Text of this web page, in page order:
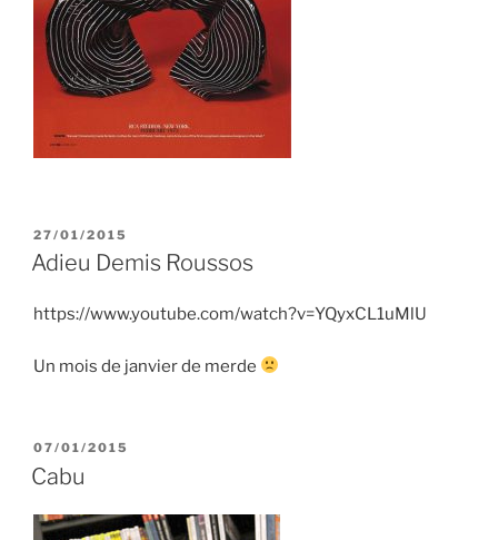
PUBLIÉ
LE
27/01/2015
Adieu Demis Roussos
https://www.youtube.com/watch?v=YQyxCL1uMlU
Un mois de janvier de merde
PUBLIÉ
LE
07/01/2015
Cabu